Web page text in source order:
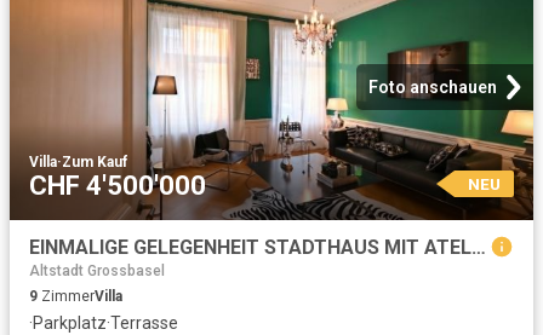
Foto anschauen
Villa·Zum Kauf
CHF 4'500'000 NEU
EINMALIGE GELEGENHEIT STADTHAUS MIT ATELIERGEBÄUDE UND PARKPLATZ
Altstadt Grossbasel
9 ZimmerVilla
·Parkplatz·Terrasse